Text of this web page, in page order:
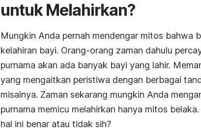
untuk Melahirkan?
Mungkin Anda pernah mendengar mitos bahwa
kelahiran bayi. Orang-orang zaman dahulu
purnama akan ada banyak bayi yang lahir.
yang mengaitkan peristiwa dengan berbagai
misalnya. Zaman sekarang mungkin Anda
purnama memicu melahirkan hanya mitos
hal ini benar atau tidak sih?